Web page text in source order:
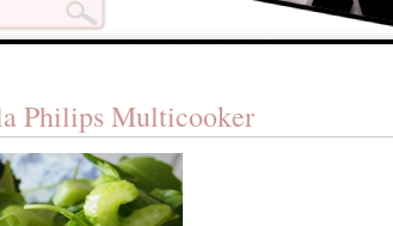
Philips Multicooker